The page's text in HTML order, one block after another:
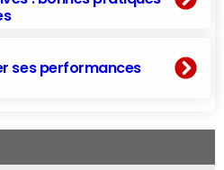
ses performances